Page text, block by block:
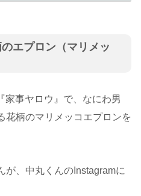
エプロン（マリメッ
家事ヤロウ』で、なにわ男
花柄のマリメッコエプロンを
が、中丸くんのInstagramに